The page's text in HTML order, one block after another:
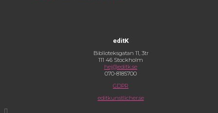
editK
Biblioteksgatan 11, 3tr
111 46 Stockholm
hej@editk.se
070-8185700
GDPR
editkunstlicher.se